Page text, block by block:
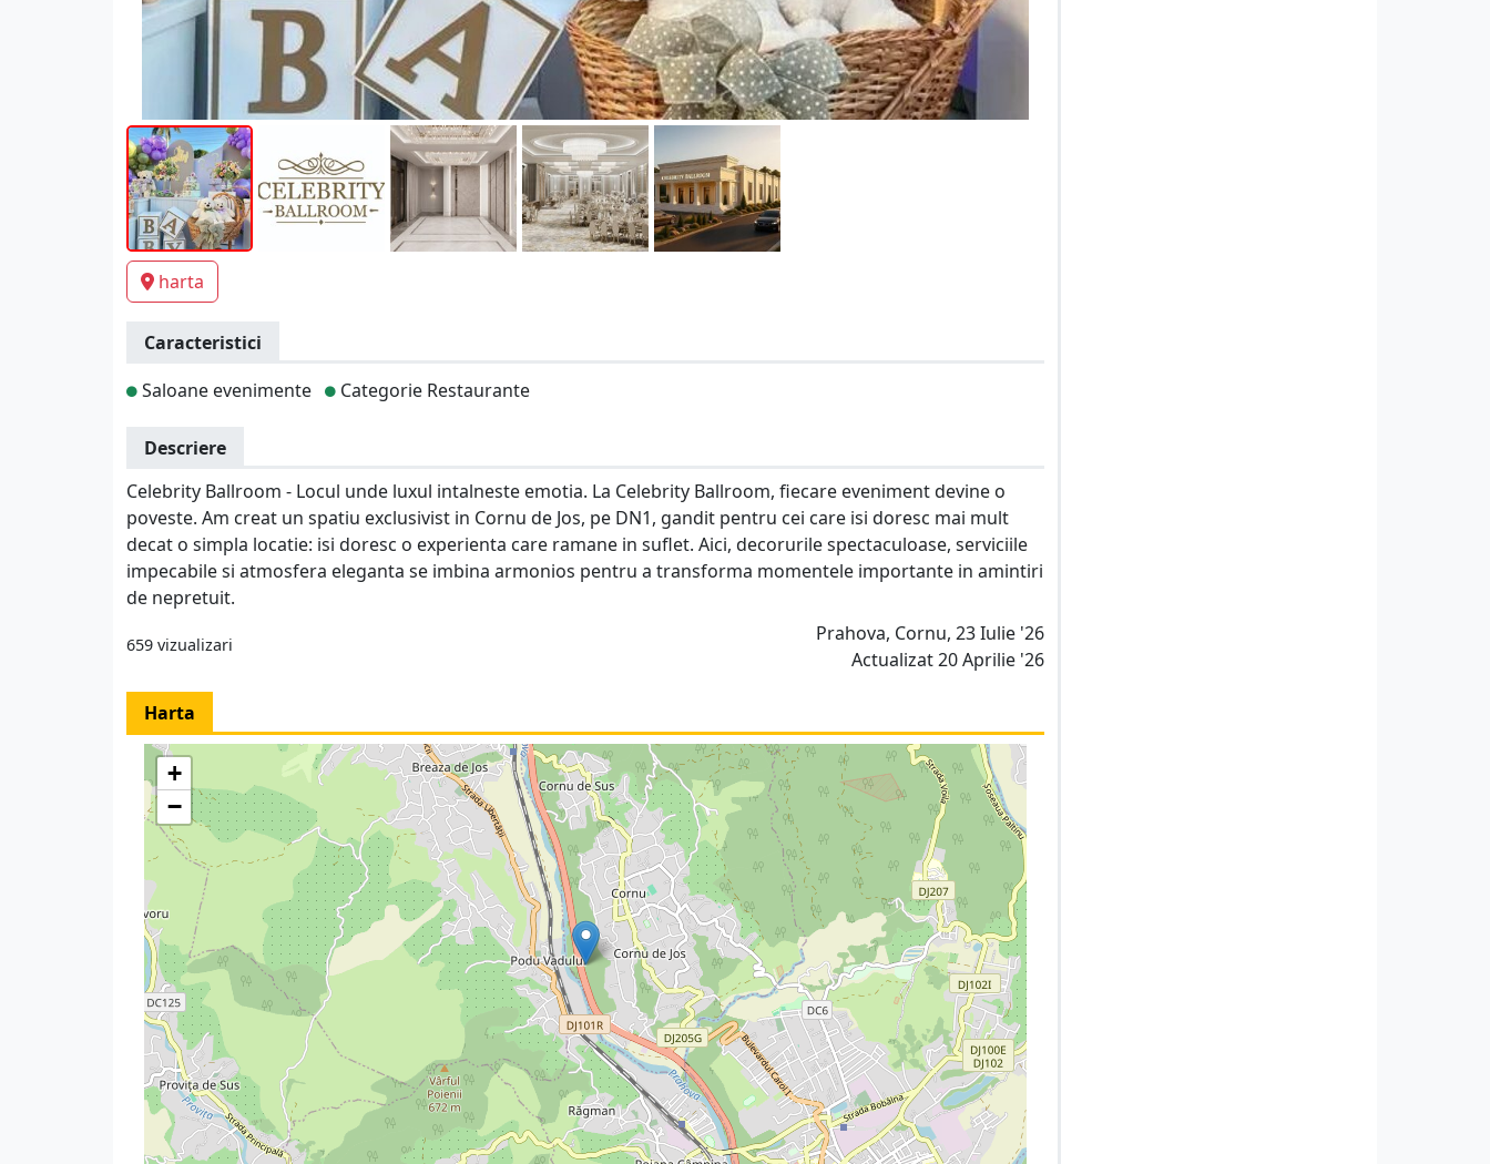
harta
Caracteristici
Saloane evenimente
Categorie Restaurante
Descriere
Celebrity Ballroom - Locul unde luxul intalneste emotia. La Celebrity Ballroom, fiecare eveniment devine o
poveste. Am creat un spatiu exclusivist in Cornu de Jos, pe DN1, gandit pentru cei care isi doresc mai mult
decat o simpla locatie: isi doresc o experienta care ramane in suflet. Aici, decorurile spectaculoase, serviciile
impecabile si atmosfera eleganta se imbina armonios pentru a transforma momentele importante in amintiri
de nepretuit.
659 vizualizari
Prahova, Cornu, 23 Iulie '26
Actualizat 20 Aprilie '26
Harta
+
−